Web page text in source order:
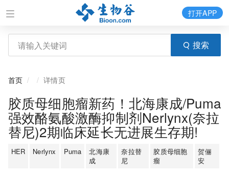
搜索
打开APP
首页 详情页
胶质母细胞瘤新药！北海康成/Puma
强效酪氨酸激酶抑制剂Nerlynx(奈拉
替尼)2期临床延长无进展生存期!
HER Nerlynx Puma
北海康
成
奈拉替
尼
胶质母细胞
瘤
贺俪
安